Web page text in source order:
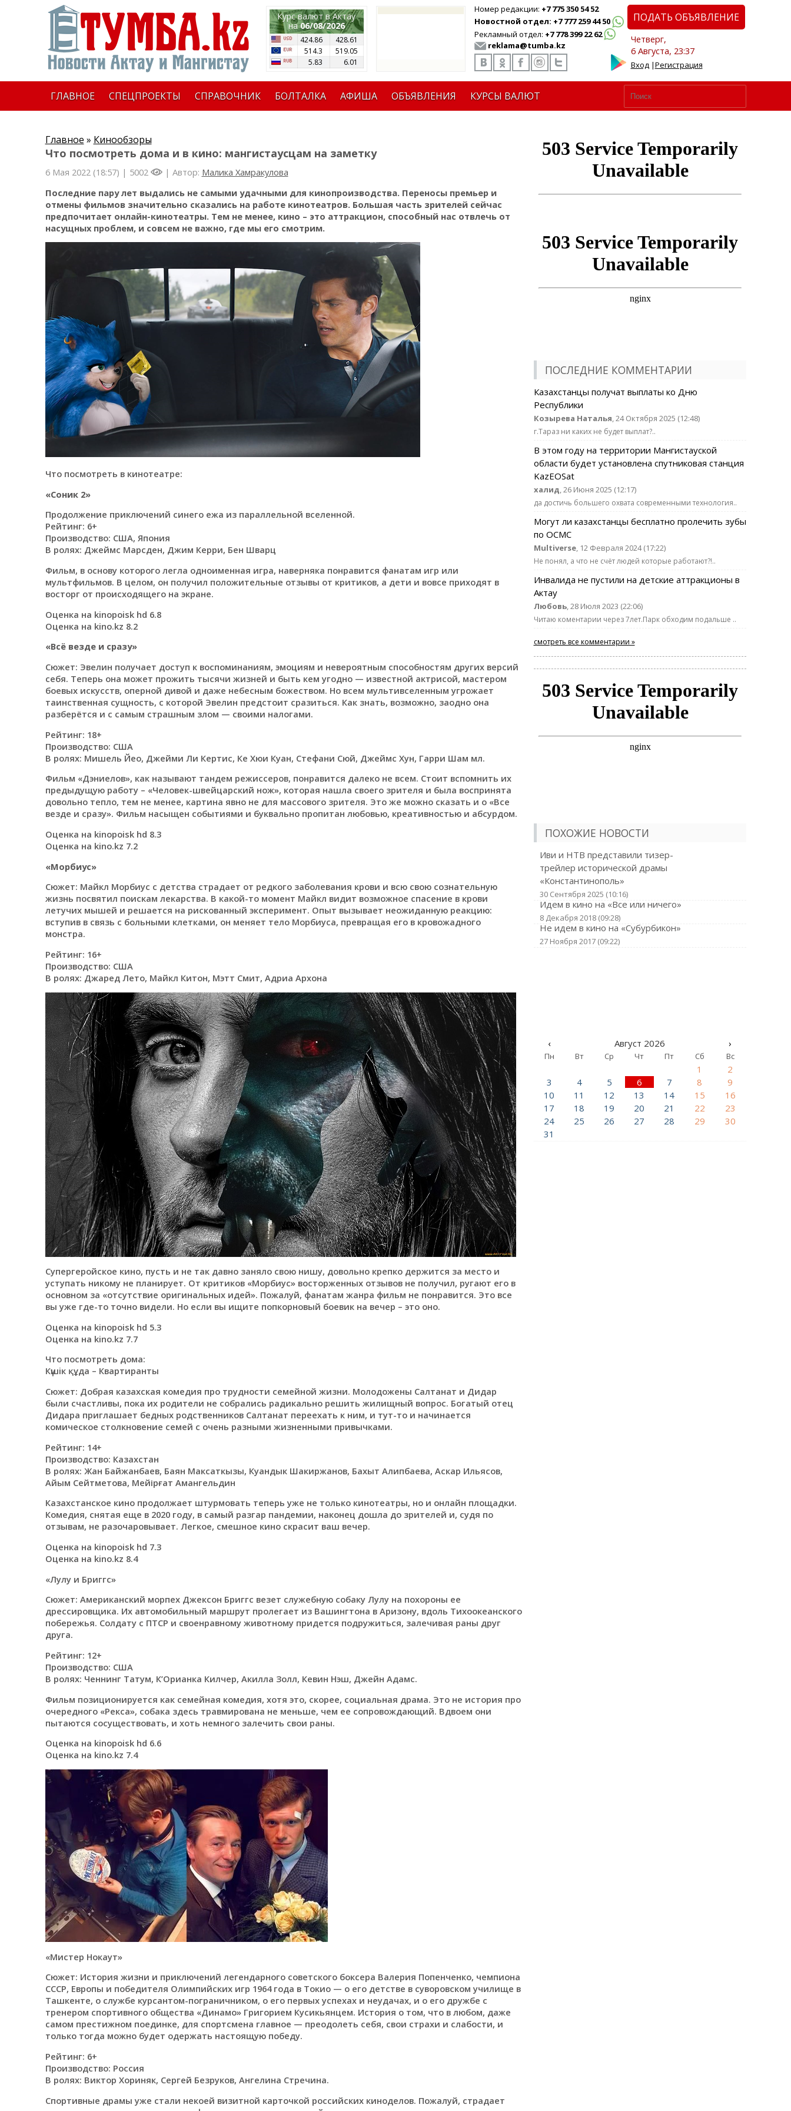
Курс валют в Актау
на06/08/2026
424.86
428.61
514.3
519.05
5.83
6.01
Номер редакции: +7 775 350 54 52
Новостной отдел: +7 777 259 44 50
Рекламный отдел: +7 778 399 22 62
reklama@tumba.kz
ПОДАТЬ ОБЪЯВЛЕНИЕ
Четверг,
6 Августа, 23:37
Вход|Регистрация
ГЛАВНОЕ СПЕЦПРОЕКТЫ СПРАВОЧНИК БОЛТАЛКА АФИША ОБЪЯВЛЕНИЯ КУРСЫ ВАЛЮТ
Главное » Кинообзоры
Что посмотреть дома и в кино: мангистаусцам на заметку
6 Мая 2022 (18:57) | 5002 | Автор: Малика Хамракулова
Последние пару лет выдались не самыми удачными для кинопроизводства. Переносы премьер и
отмены фильмов значительно сказались на работе кинотеатров. Большая часть зрителей сейчас
предпочитает онлайн-кинотеатры. Тем не менее, кино – это аттракцион, способный нас отвлечь от
насущных проблем, и совсем не важно, где мы его смотрим.
Что посмотреть в кинотеатре:
«Соник 2»
Продолжение приключений синего ежа из параллельной вселенной.
Рейтинг: 6+
Производство: США, Япония
В ролях: Джеймс Марсден, Джим Керри, Бен Шварц
Фильм, в основу которого легла одноименная игра, наверняка понравится фанатам игр или
мультфильмов. В целом, он получил положительные отзывы от критиков, а дети и вовсе приходят в
восторг от происходящего на экране.
Оценка на kinopoisk hd 6.8
Оценка на kino.kz 8.2
«Всё везде и сразу»
Сюжет: Эвелин получает доступ к воспоминаниям, эмоциям и невероятным способностям других версий
себя. Теперь она может прожить тысячи жизней и быть кем угодно — известной актрисой, мастером
боевых искусств, оперной дивой и даже небесным божеством. Но всем мультивселенным угрожает
таинственная сущность, с которой Эвелин предстоит сразиться. Как знать, возможно, заодно она
разберётся и с самым страшным злом — своими налогами.
Рейтинг: 18+
Производство: США
В ролях: Мишель Йео, Джейми Ли Кертис, Ке Хюи Куан, Стефани Сюй, Джеймс Хун, Гарри Шам мл.
Фильм «Дэниелов», как называют тандем режиссеров, понравится далеко не всем. Стоит вспомнить их
предыдущую работу – «Человек-швейцарский нож», которая нашла своего зрителя и была воспринята
довольно тепло, тем не менее, картина явно не для массового зрителя. Это же можно сказать и о «Все
везде и сразу». Фильм насыщен событиями и буквально пропитан любовью, креативностью и абсурдом.
Оценка на kinopoisk hd 8.3
Оценка на kino.kz 7.2
«Морбиус»
Сюжет: Майкл Морбиус с детства страдает от редкого заболевания крови и всю свою сознательную
жизнь посвятил поискам лекарства. В какой-то момент Майкл видит возможное спасение в крови
летучих мышей и решается на рискованный эксперимент. Опыт вызывает неожиданную реакцию:
вступив в связь с больными клетками, он меняет тело Морбиуса, превращая его в кровожадного
монстра.
Рейтинг: 16+
Производство: США
В ролях: Джаред Лето, Майкл Китон, Мэтт Смит, Адриа Архона
Супергеройское кино, пусть и не так давно заняло свою нишу, довольно крепко держится за место и
уступать никому не планирует. От критиков «Морбиус» восторженных отзывов не получил, ругают его в
основном за «отсутствие оригинальных идей». Пожалуй, фанатам жанра фильм не понравится. Это все
вы уже где-то точно видели. Но если вы ищите попкорновый боевик на вечер – это оно.
Оценка на kinopoisk hd 5.3
Оценка на kino.kz 7.7
Что посмотреть дома:
Күшiк құда – Квартиранты
Сюжет: Добрая казахская комедия про трудности семейной жизни. Молодожены Салтанат и Дидар
были счастливы, пока их родители не собрались радикально решить жилищный вопрос. Богатый отец
Дидара приглашает бедных родственников Салтанат переехать к ним, и тут-то и начинается
комическое столкновение семей с очень разными жизненными привычками.
Рейтинг: 14+
Производство: Казахстан
В ролях: Жан Байжанбаев, Баян Максаткызы, Куандык Шакиржанов, Бахыт Алипбаева, Аскар Ильясов,
Айым Сейтметова, Мейірғат Амангельдин
Казахстанское кино продолжает штурмовать теперь уже не только кинотеатры, но и онлайн площадки.
Комедия, снятая еще в 2020 году, в самый разгар пандемии, наконец дошла до зрителей и, судя по
отзывам, не разочаровывает. Легкое, смешное кино скрасит ваш вечер.
Оценка на kinopoisk hd 7.3
Оценка на kino.kz 8.4
«Лулу и Бриггс»
Сюжет: Американский морпех Джексон Бриггс везет служебную собаку Лулу на похороны ее
дрессировщика. Их автомобильный маршрут пролегает из Вашингтона в Аризону, вдоль Тихоокеанского
побережья. Солдату с ПТСР и своенравному животному придется подружиться, залечивая раны друг
друга.
Рейтинг: 12+
Производство: США
В ролях: Ченнинг Татум, К’Орианка Килчер, Акилла Золл, Кевин Нэш, Джейн Адамс.
Фильм позиционируется как семейная комедия, хотя это, скорее, социальная драма. Это не история про
очередного «Рекса», собака здесь травмирована не меньше, чем ее сопровождающий. Вдвоем они
пытаются сосуществовать, и хоть немного залечить свои раны.
Оценка на kinopoisk hd 6.6
Оценка на kino.kz 7.4
«Мистер Нокаут»
Сюжет: История жизни и приключений легендарного советского боксера Валерия Попенченко, чемпиона
СССР, Европы и победителя Олимпийских игр 1964 года в Токио — о его детстве в суворовском училище в
Ташкенте, о службе курсантом-пограничником, о его первых успехах и неудачах, и о его дружбе с
тренером спортивного общества «Динамо» Григорием Кусикьянцем. История о том, что в любом, даже
самом престижном поединке, для спортсмена главное — преодолеть себя, свои страхи и слабости, и
только тогда можно будет одержать настоящую победу.
Рейтинг: 6+
Производство: Россия
В ролях: Виктор Хориняк, Сергей Безруков, Ангелина Стречина.
Спортивные драмы уже стали некоей визитной карточкой российских киноделов. Пожалуй, страдает
ПОСЛЕДНИЕ КОММЕНТАРИИ
Казахстанцы получат выплаты ко Дню
Республики
Козырева Наталья, 24 Октября 2025 (12:48)
г.Тараз ни каких не будет выплат?..
В этом году на территории Мангистауской
области будет установлена спутниковая станция
KazEOSat
халид, 26 Июня 2025 (12:17)
да достичь большего охвата современными технология..
Могут ли казахстанцы бесплатно пролечить зубы
по ОСМС
Multiverse, 12 Февраля 2024 (17:22)
Не понял, а что не счёт людей которые работают?!..
Инвалида не пустили на детские аттракционы в
Актау
Любовь, 28 Июля 2023 (22:06)
Читаю коментарии через 7лет.Парк обходим подальше ..
смотреть все комментарии »
ПОХОЖИЕ НОВОСТИ
Иви и НТВ представили тизер-
трейлер исторической драмы
«Константинополь»
30 Сентября 2025 (10:16)
Идем в кино на «Все или ничего»
8 Декабря 2018 (09:28)
Не идем в кино на «Субурбикон»
27 Ноября 2017 (09:22)
‹ Август 2026 ›
Пн Вт Ср Чт Пт Сб Вс
1
2
3
4 5 6 7 8
9
10
11 12 13 14 15
16
17
18 19 20 21 22
23
24
25 26 27 28 29
30
31